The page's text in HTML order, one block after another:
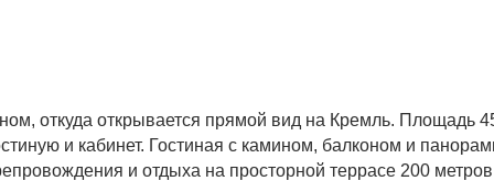
откуда открывается прямой вид на Кремль. Площадь
и кабинет. Гостиная с камином, балконом и
и отдыха на просторной террасе 200 метров